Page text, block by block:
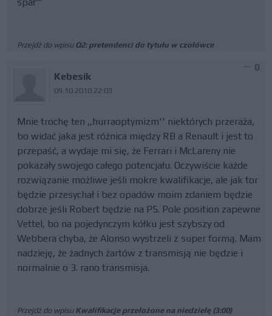
Przejdź do wpisu Q2: pretendenci do tytułu w czołówce
Kebesik
09.10.2010 22:03
0
Mnie trochę ten ,,hurraoptymizm'' niektórych przeraża,
bo widać jaka jest różnica między RB a Renault i jest to
przepaść, a wydaje mi się, że Ferrari i McLareny nie
pokazały swojego całego potencjału. Oczywiście każde
rozwiązanie możliwe jeśli mokre kwalifikacje, ale jak tor
będzie przesychał i bez opadów moim zdaniem będzie
dobrze jeśli Robert będzie na P5. Pole position zapewne
Vettel, bo na pojedynczym kółku jest szybszy od
Webbera chyba, że Alonso wystrzeli z super formą. Mam
nadzieję, że żadnych żartów z transmisją nie będzie i
normalnie o 3. rano transmisja.
Przejdź do wpisu Kwalifikacje przełożone na niedzielę (3:00)